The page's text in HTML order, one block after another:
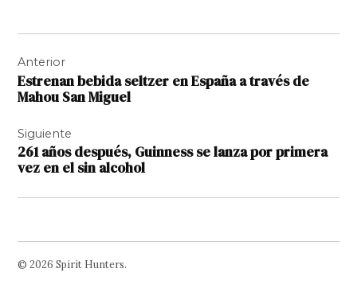
de
entradas
Anterior
Estrenan bebida seltzer en España a través de
Mahou San Miguel
Siguiente
261 años después, Guinness se lanza por primera
vez en el sin alcohol
© 2026 Spirit Hunters.